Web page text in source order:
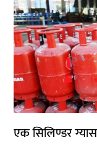
एक सिलिण्डर